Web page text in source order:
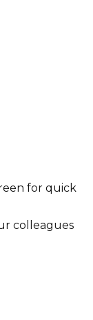
for quick
colleagues